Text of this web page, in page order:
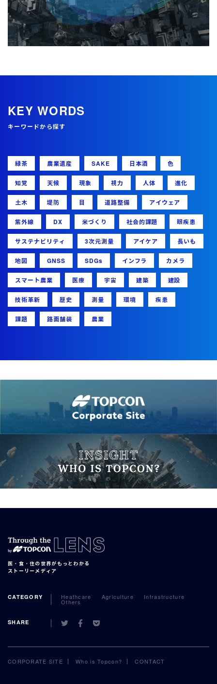
KEY WORDS
キーワードから探す
緑茶 農業遺産 SAKE 日本酒 色
知覚 天候 現象 視力 人体 進化
土木 堤防 目 道路整備 アイウェア
紫外線 DX 米づくり 社会的課題 眼疾患
サステナビリティ 3次元測量 アイケア 長いも
地図 GNSS SDGs インフラ カメラ
スマート農業 医療 宇宙 建築 建設
技術革新 歴史 測量 環境 疾患
課題 路面舗装 農業
医・食・住の世界がもっとわかる
ストーリーメディア
CATEGORY Heathcare Agriculture Infrastructure
Others
SHARE
CORPORATE SITE Who is Topcon? CONTACT